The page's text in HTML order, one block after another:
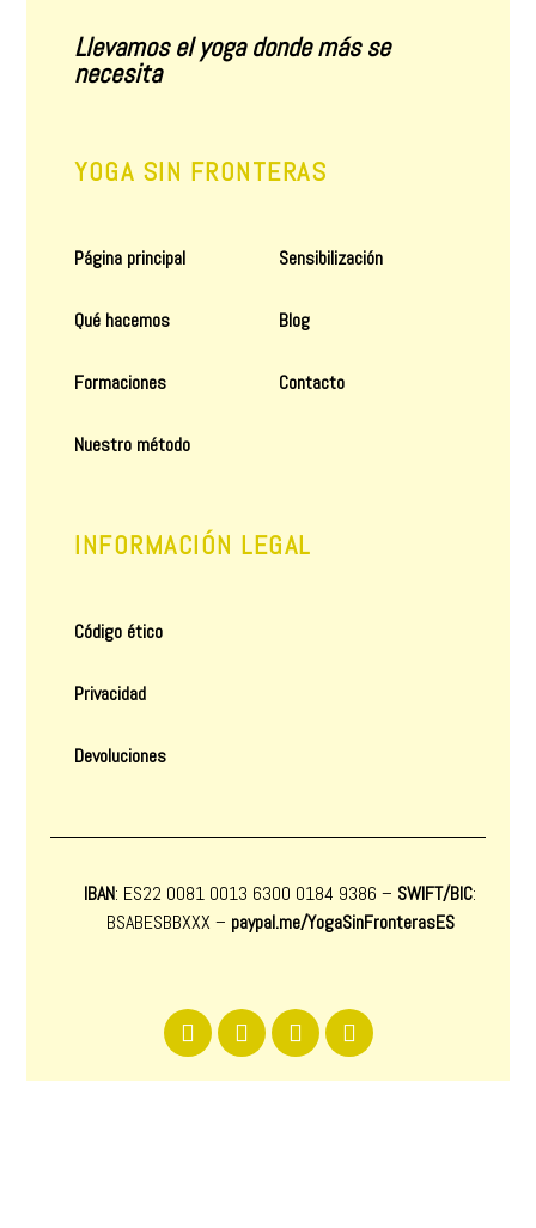
Llevamos el yoga donde más se
necesita
YOGA SIN FRONTERAS
Página principal
Qué hacemos
Formaciones
Nuestro método
Sensibilización
Blog
Contacto
INFORMACIÓN LEGAL
Código ético
Privacidad
Devoluciones
IBAN: ES22 0081 0013 6300 0184 9386 – SWIFT/BIC:
BSABESBBXXX – paypal.me/YogaSinFronterasES